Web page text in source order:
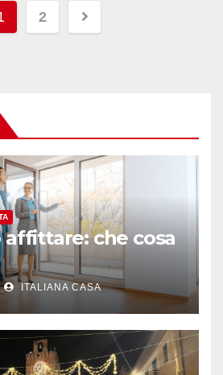
2
affittare: che cosa
ITALIANA CASA